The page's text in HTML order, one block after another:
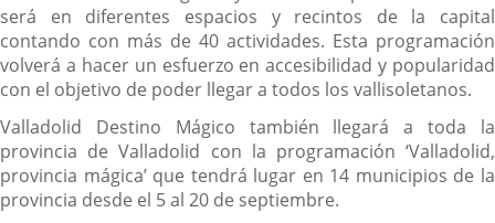
será en diferentes espacios y recintos de la capital
contando con más de 40 actividades. Esta programación
volverá a hacer un esfuerzo en accesibilidad y popularidad
con el objetivo de poder llegar a todos los vallisoletanos.
Valladolid Destino Mágico también llegará a toda la
provincia de Valladolid con la programación ‘Valladolid,
provincia mágica’ que tendrá lugar en 14 municipios de la
provincia desde el 5 al 20 de septiembre.